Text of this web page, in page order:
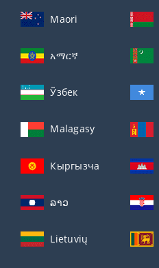
Maori
አማርኛ
Ўзбек
Malagasy
Кыргызча
ລາວ
Lietuvių